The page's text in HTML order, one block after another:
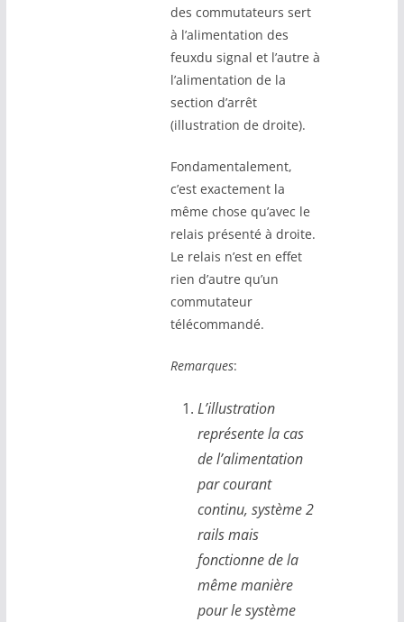
des commutateurs sert
à l’alimentation des
feuxdu signal et l’autre à
l’alimentation de la
section d’arrêt
(illustration de droite).
Fondamentalement,
c’est exactement la
même chose qu’avec le
relais présenté à droite.
Le relais n’est en effet
rien d’autre qu’un
commutateur
télécommandé.
Remarques:
L’illustration
représente la cas
de l’alimentation
par courant
continu, système 2
rails mais
fonctionne de la
même manière
pour le système